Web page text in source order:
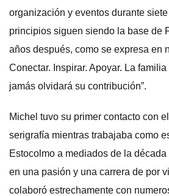
organización y eventos durante
principios siguen siendo la base de
años después, como se expresa en
Conectar. Inspirar. Apoyar. La
jamás olvidará su contribución”.
Michel tuvo su primer contacto con
serigrafía mientras trabajaba como
Estocolmo a mediados de la
en una pasión y una carrera de por
colaboró estrechamente con